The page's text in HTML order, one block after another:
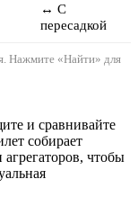
↔ С
пересадкой
Нажмите «Найти» для
и сравнивайте
собирает
чтобы